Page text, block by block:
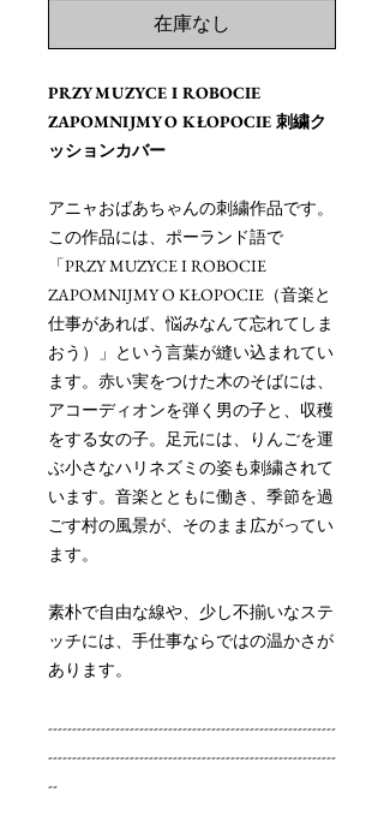
在庫なし
PRZY MUZYCE I ROBOCIE
ZAPOMNIJMY O KŁOPOCIE 刺繍ク
ッションカバー
アニャおばあちゃんの刺繍作品です。
この作品には、ポーランド語で
「PRZY MUZYCE I ROBOCIE
ZAPOMNIJMY O KŁOPOCIE（音楽と
仕事があれば、悩みなんて忘れてしま
おう）」という言葉が縫い込まれてい
ます。赤い実をつけた木のそばには、
アコーディオンを弾く男の子と、収穫
をする女の子。足元には、りんごを運
ぶ小さなハリネズミの姿も刺繍されて
います。音楽とともに働き、季節を過
ごす村の風景が、そのまま広がってい
ます。
素朴で自由な線や、少し不揃いなステ
ッチには、手仕事ならではの温かさが
あります。
------------------------------------------------------------
------------------------------------------------------------
--